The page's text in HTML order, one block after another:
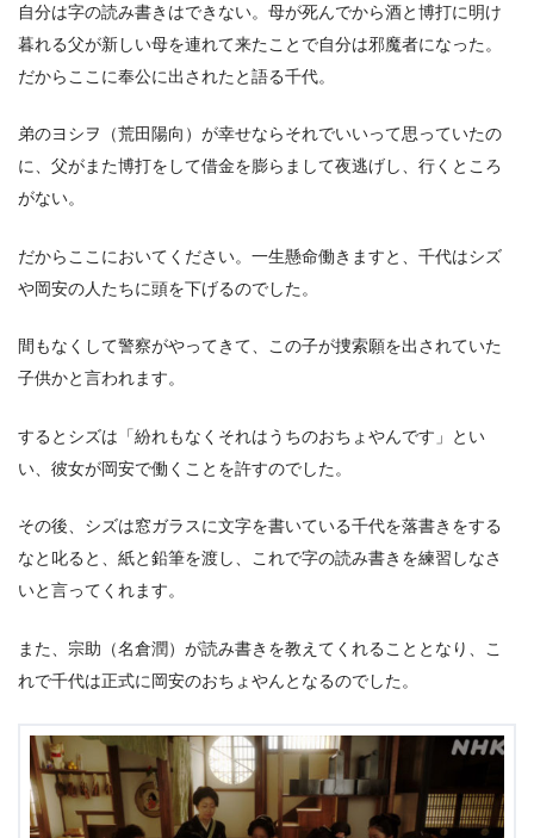
自分は字の読み書きはできない。母が死んでから酒と博打に明け
暮れる父が新しい母を連れて来たことで自分は邪魔者になった。
だからここに奉公に出されたと語る千代。
弟のヨシヲ（荒田陽向）が幸せならそれでいいって思っていたの
に、父がまた博打をして借金を膨らまして夜逃げし、行くところ
がない。
だからここにおいてください。一生懸命働きますと、千代はシズ
や岡安の人たちに頭を下げるのでした。
間もなくして警察がやってきて、この子が捜索願を出されていた
子供かと言われます。
するとシズは「紛れもなくそれはうちのおちょやんです」とい
い、彼女が岡安で働くことを許すのでした。
その後、シズは窓ガラスに文字を書いている千代を落書きをする
なと叱ると、紙と鉛筆を渡し、これで字の読み書きを練習しなさ
いと言ってくれます。
また、宗助（名倉潤）が読み書きを教えてくれることとなり、こ
れで千代は正式に岡安のおちょやんとなるのでした。